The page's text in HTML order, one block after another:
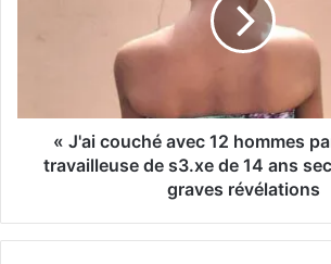
« J'ai couché avec 12 hommes
travailleuse de s3.xe de 14 ans
graves révélations